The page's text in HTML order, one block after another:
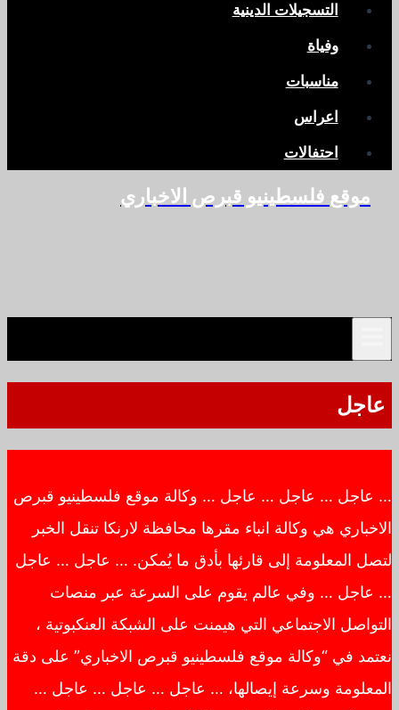
التسجيلات الدينية
وفياة
مناسبات
اعراس
احتفالات
موقع فلسطينيو قبرص الاخباري
عاجل
… عاجل … عاجل … عاجل … وكالة موقع فلسطينيو قبرص
الاخباري هي وكالة انباء مقرها محافظة لارنكا تنقل الخبر
لتصل المعلومة إلى قارئها بأدق ما يُمكن. … عاجل … عاجل
… عاجل … وفي عالم يقوم على السرعة عبر منصات
التواصل الاجتماعي التي هيمنت على الشبكة العنكبوتية ،
نعتمد في “وكالة موقع فلسطينيو قبرص الاخباري” على دقة
المعلومة وسرعة إيصالها، … عاجل … عاجل … عاجل …